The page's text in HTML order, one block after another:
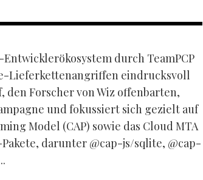
durch TeamPCP
Lieferkettenangriffen eindrucksvoll
Forscher von Wiz offenbarten,
und fokussiert sich gezielt auf
Model (CAP) sowie das Cloud MTA
darunter @cap-js/sqlite, @cap-